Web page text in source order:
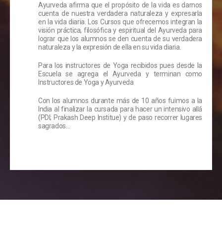
Ayurveda afirma que el propósito de la vida es darnos
cuenta de nuestra verdadera naturaleza y expresarla
en la vida diaria. Los Cursos que ofrecemos integran la
visión práctica, filosófica y espiritual del Ayurveda para
lograr que los alumnos se den cuenta de su verdadera
naturaleza y la expresión de ella en su vida diaria.
Para los instructores de Yoga recibidos pues desde la
Escuela se agrega el Ayurveda y terminan como
Instructores de Yoga y Ayurveda
Con los alumnos durante más de 10 años fuimos a la
India al finalizar la cursada para hacer un intensivo allá
(PDI; Prakash Deep Institue) y de paso recorrer lugares
sagrados…